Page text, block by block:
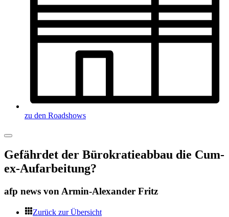
zu den Roadshows
Gefährdet der Bürokratieabbau die Cum-
ex-Aufarbeitung?
afp news von Armin-Alexander Fritz
Zurück zur Übersicht